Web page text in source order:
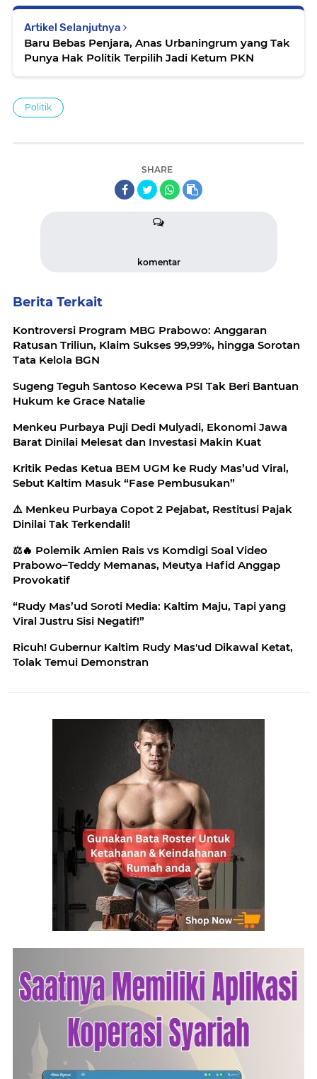
Artikel Selanjutnya
Baru Bebas Penjara, Anas Urbaningrum yang Tak
Punya Hak Politik Terpilih Jadi Ketum PKN
Politik
SHARE
komentar
Berita Terkait
Kontroversi Program MBG Prabowo: Anggaran
Ratusan Triliun, Klaim Sukses 99,99%, hingga Sorotan
Tata Kelola BGN
Sugeng Teguh Santoso Kecewa PSI Tak Beri Bantuan
Hukum ke Grace Natalie
Menkeu Purbaya Puji Dedi Mulyadi, Ekonomi Jawa
Barat Dinilai Melesat dan Investasi Makin Kuat
Kritik Pedas Ketua BEM UGM ke Rudy Mas’ud Viral,
Sebut Kaltim Masuk “Fase Pembusukan”
⚠️ Menkeu Purbaya Copot 2 Pejabat, Restitusi Pajak
Dinilai Tak Terkendali!
⚖️🔥 Polemik Amien Rais vs Komdigi Soal Video
Prabowo–Teddy Memanas, Meutya Hafid Anggap
Provokatif
“Rudy Mas’ud Soroti Media: Kaltim Maju, Tapi yang
Viral Justru Sisi Negatif!”
Ricuh! Gubernur Kaltim Rudy Mas'ud Dikawal Ketat,
Tolak Temui Demonstran